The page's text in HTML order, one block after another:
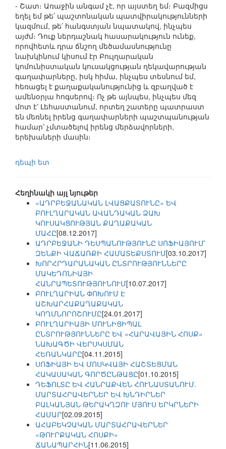
- Շատ։ Առաջին անգամ չէ, որ այստեղ եմ։ Բազմիցս
եղել եմ թե՛ պաշտոնական պատվիրակությունների
կազմում, թե՛ հանգստյան նպատակով, ինչպես
այժմ։ Դուք ներդաշնակ հասարակություն ունեք,
որովհետև դրա ճնշող մեծամասնությունը
նախկինում կիսում էր Բուլղարական
կոմունիստական կուսակցության ղեկավարության
գաղափարները, իսկ հիմա, ինչպես տեսնում եմ,
հեռացել է քաղաքականությունից և զբաղված է
ամենօրյա հոգսերով։ Ոչ թե այնպես, ինչպես մեզ
մոտ է՝ Լեհաստանում, որտեղ շատերը պատրաստ
են մեռնել իրենց գաղափարների պաշտպանության
համար՝ չմտածելով իրենց մերձավորների,
երեխաների մասին։
դեպի ետ
Հեղինակի այլ նյութեր
«ԱԴՐԲԵՋԱՆԱԿԱՆ ԼՎԱՑՔԱՏՈՒՆԸ» ԵՎ
ԲՈՒԼՂԱՐԱԿԱՆ ԱՎԱՆԴԱԿԱՆ ՁԱԽ
ԿՈՒՍԱԿՑՈՒԹՅԱՆ ՔԱՂԱՔԱԿԱՆ
ՄԱՀԸ[08.12.2017]
ԱԴՐԲԵՋԱՆԻ ԴԵՍՊԱՆՈՒԹՅՈՒՆԸ ՍՈՖԻԱՅՈՒՄ՝
ԶԵՆՔԻ ՎԱՃԱՌՔԻ ՀԱՄԱՏԵՔՍՏՈՒՄ[03.10.2017]
ԽՈՐՀՐԴԱՐԱՆԱԿԱՆ ԸՆՏՐՈՒԹՅՈՒՆՆԵՐԸ
ՄԱԿԵԴՈՆԻԱՅԻ
ՀԱՆՐԱՊԵՏՈՒԹՅՈՒՆՈՒՄ[10.07.2017]
ԲՈՒԼՂԱՐԻԱՆ ՓՈԽՈՒՄ Է
ԱՇԽԱՐՀԱՔԱՂԱՔԱԿԱՆ
ԿՈՂՄՆՈՐՈՇՈՒՄԸ[24.01.2017]
ԲՈՒԼՂԱՐԻԱՅԻ ՄՈՒՆԻՑԻՊԱԼ
ԸՆՏՐՈՒԹՅՈՒՆՆԵՐԸ ԵՎ «ՀԱՐԱՎԱՅԻՆ ՀՈՍՔ»
ՆԱԽԱԳԾԻ ՎԵՐՍԿՍՄԱՆ
ՀԵՌԱՆԿԱՐԸ[04.11.2015]
ՍՈՖԻԱՅԻ ԵՎ ՄՈՍԿՎԱՅԻ ՀԱՇՏԵՑՄԱՆ
ՀԱԿԱՍԱԿԱՆ ԳՈՐԾԸՆԹԱՑԸ[01.10.2015]
ԴԵՖՈԼՏԸ ԵՎ ՀԱՆՐԱՔՎԵՆ ՀՈՒՆԱՍՏԱՆՈՒՄ.
ՄԱՐՏԱՀՐԱՎԵՐՆԵՐ ԵՎ ԽՆԴԻՐՆԵՐ
ԲԱԼԿԱՆՅԱՆ ԹԵՐԱԿՂԶՈՒ ՄՅՈՒՍ ԵՐԿՐՆԵՐԻ
ՀԱՄԱՐ[02.09.2015]
ԱՀԱԲԵԿՉԱԿԱՆ ՄԱՐՏԱՀՐԱՎԵՐՆԵՐ
«ԹՈՒՐՔԱԿԱՆ ՀՈՍՔԻ»
ՃԱՆԱՊԱՐՀԻՆ[11.06.2015]